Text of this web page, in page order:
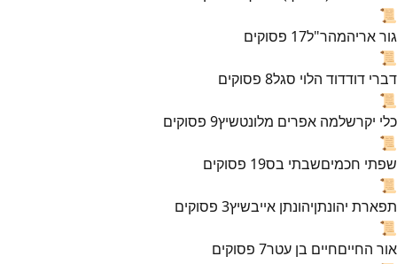
📜
גור אריהמהר"ל17 פסוקים
📜
דברי דודדוד הלוי סגל8 פסוקים
📜
כלי יקרשלמה אפרים מלונטשיץ9 פסוקים
📜
שפתי חכמיםשבתי בס19 פסוקים
📜
תפארת יהונתןיהונתן אייבשיץ3 פסוקים
📜
אור החייםחיים בן עטר7 פסוקים